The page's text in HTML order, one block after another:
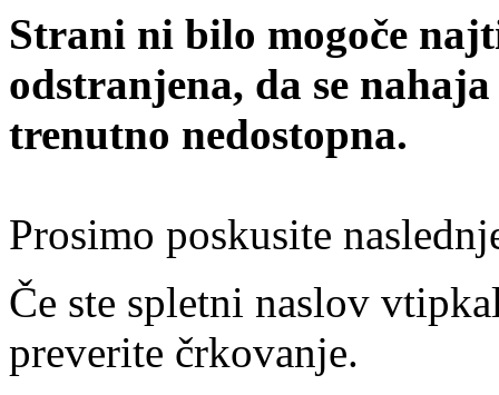
Strani ni bilo mogoče
odstranjena, da se
trenutno nedostopna.
Prosimo poskusite
Če ste spletni naslov
preverite črkovanje.